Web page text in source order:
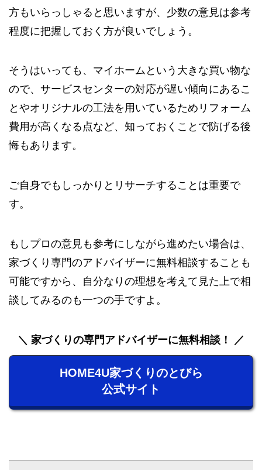
方もいらっしゃると思いますが、少数の意見は参考
程度に把握しておく方が良いでしょう。
そうはいっても、マイホームという大きな買い物な
ので、サービスセンターの対応が遅い傾向にあるこ
とやオリジナルの工法を用いているためリフォーム
費用が高くなる点など、知っておくことで防げる後
悔もあります。
ご自身でもしっかりとリサーチすることは重要で
す。
もしプロの意見も参考にしながら進めたい場合は、
家づくり専門のアドバイザーに無料相談することも
可能ですから、自分なりの理想を考えて見た上で相
談してみるのも一つの手ですよ。
家づくりの専門アドバイザーに無料相談！
HOME4U家づくりのとびら
公式サイト